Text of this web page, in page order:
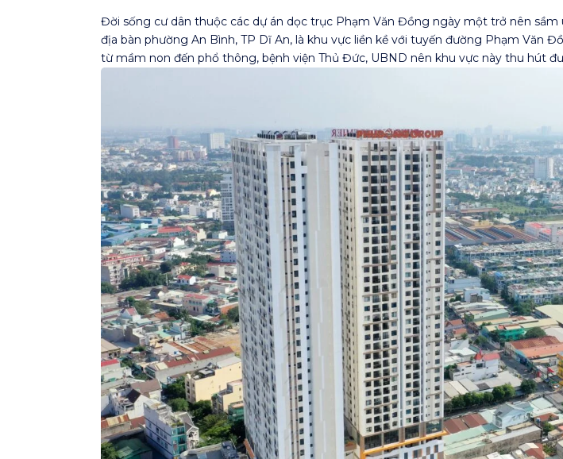
Đời sống cư dân thuộc các dự án dọc trục Phạm Văn Đồng ngày một trở nên
địa bàn phường An Bình, TP Dĩ An, là khu vực liền kề với tuyến đường Phạm Văn
từ mầm non đến phổ thông, bệnh viện Thủ Đức, UBND nên khu vực này thu hút